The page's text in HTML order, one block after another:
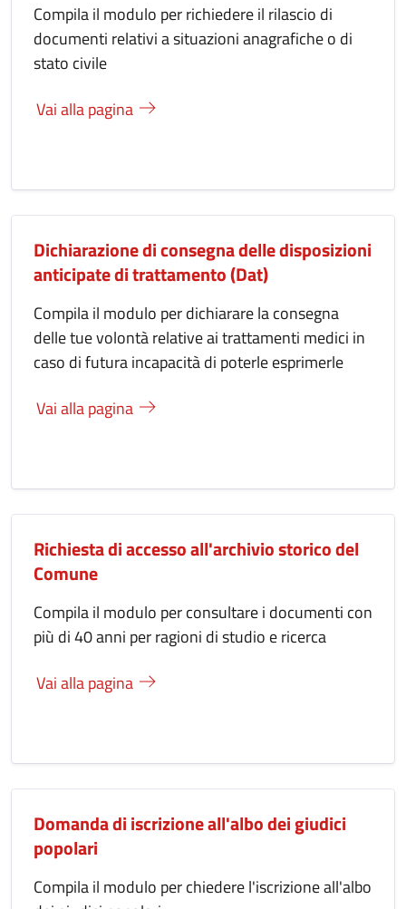
Compila il modulo per richiedere il rilascio di
documenti relativi a situazioni anagrafiche o di
stato civile
Vai alla pagina
Dichiarazione di consegna delle disposizioni
anticipate di trattamento (Dat)
Compila il modulo per dichiarare la consegna
delle tue volontà relative ai trattamenti medici in
caso di futura incapacità di poterle esprimerle
Vai alla pagina
Richiesta di accesso all'archivio storico del
Comune
Compila il modulo per consultare i documenti con
più di 40 anni per ragioni di studio e ricerca
Vai alla pagina
Domanda di iscrizione all'albo dei giudici
popolari
Compila il modulo per chiedere l'iscrizione all'albo